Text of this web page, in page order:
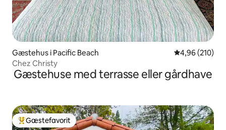
Gæstehus i Pacific Beach 4,96 ud af 5 i
4,96 (210)
Chez Christy
Gæstehuse med terrasse eller gårdhave
Bedste gæstefavorit
Gæstefavorit